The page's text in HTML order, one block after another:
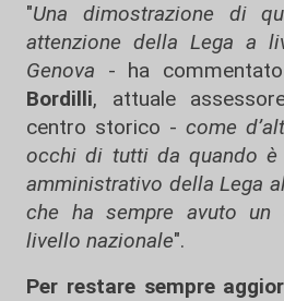
"Una dimostrazione di
attenzione della Lega a
Genova - ha
Bordilli, attuale
centro storico - come
occhi di tutti da quando
amministrativo della Lega
che ha sempre avuto un
livello nazionale".
Per restare sempre